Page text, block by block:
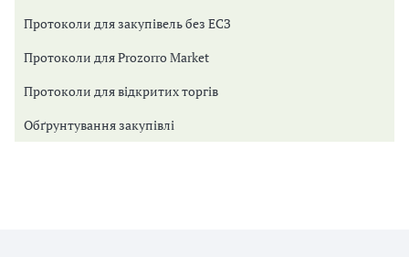
Протоколи для закупівель без ЕСЗ
Протоколи для Prozorro Market
Протоколи для відкритих торгів
Обґрунтування закупівлі